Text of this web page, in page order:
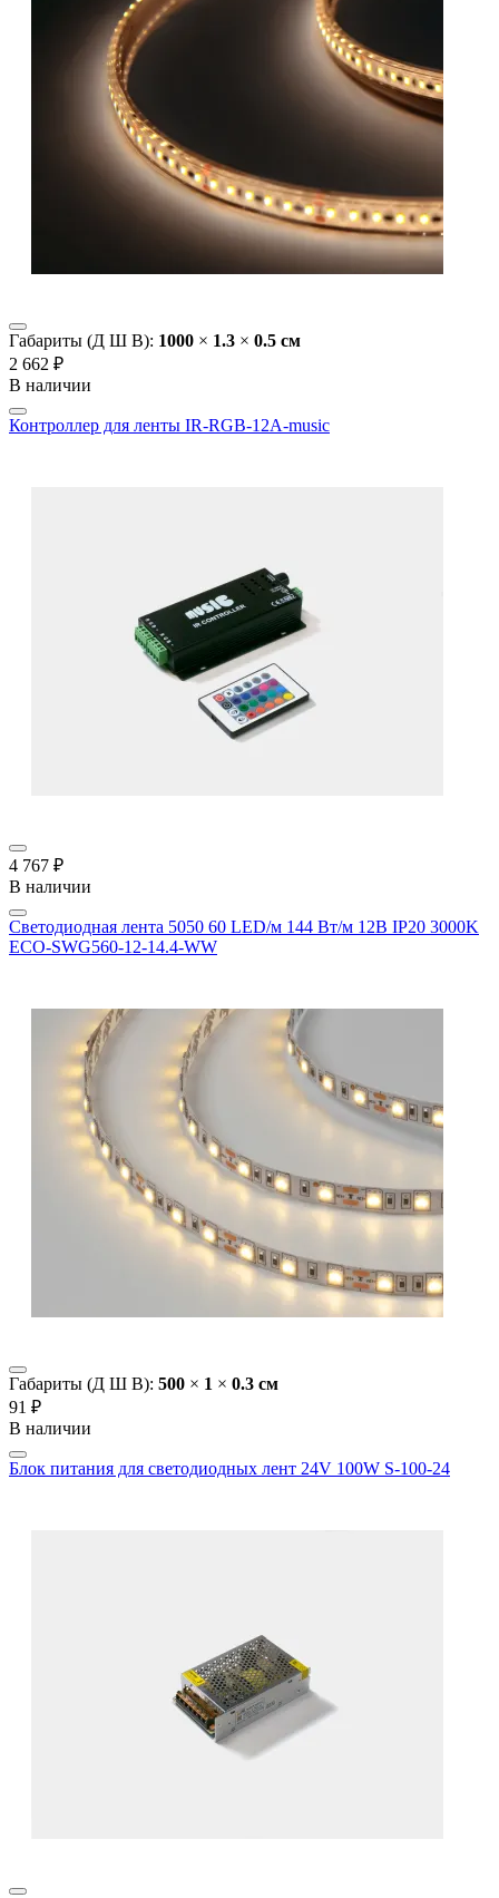
Габариты (Д Ш В): 1000 × 1.3 × 0.5 cм
2 662 ₽
В наличии
Контроллер для ленты IR-RGB-12A-music
4 767 ₽
В наличии
Светодиодная лента 5050 60 LED/м 144 Вт/м 12В IP20 3000K
ECO-SWG560-12-14.4-WW
Габариты (Д Ш В): 500 × 1 × 0.3 cм
91 ₽
В наличии
Блок питания для светодиодных лент 24V 100W S-100-24